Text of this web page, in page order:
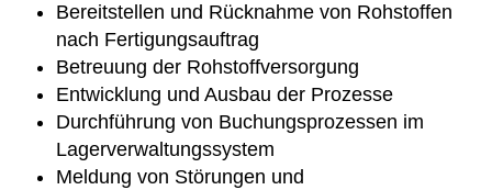
Bereitstellen und Rücknahme von Rohstoffen
nach Fertigungsauftrag
Betreuung der Rohstoffversorgung
Entwicklung und Ausbau der Prozesse
Durchführung von Buchungsprozessen im
Lagerverwaltungssystem
Meldung von Störungen und